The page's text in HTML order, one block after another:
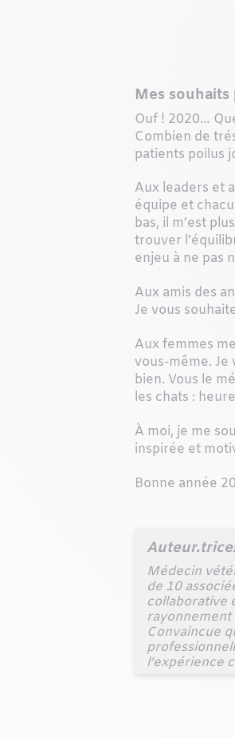
Mes
Ouf ! 2020…
Combien de
patients poilus
Aux leaders et
équipe et
bas, il m’est
trouver
enjeu à ne pas
Aux amis des
Je vous
Aux femmes
vous-même. Je
bien. Vous le
les chats :
À moi, je me
inspirée et
Bonne année
Médecin
de 10
collaborative
rayonnement
Convaincue
l’expérience